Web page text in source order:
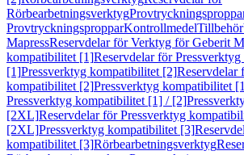
Rörbearbetningsverktyg
ProvtryckningspropparKontrollmedelTillbehör
MapressReservdelar för Verktyg för Geberit
kompatibilitet [1]Reservdelar för
[1]Pressverktyg kompatibilitet [2]Reservdelar
kompatibilitet [2]Pressverktyg kompatibilitet
Pressverktyg kompatibilitet [1] / [2]
[2XL]Reservdelar för Pressverktyg
[2XL]Pressverktyg kompatibilitet [3]
kompatibilitet [3]Rörbearbetningsverktyg